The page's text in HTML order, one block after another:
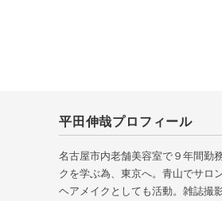
平田伸哉プロフィール
名古屋市内老舗美容室で９年間勤
クを学ぶ為、東京へ。青山でサロ
ヘアメイクとしても活動。雑誌撮